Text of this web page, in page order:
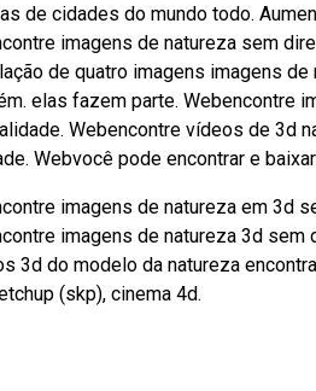
de cidades do mundo todo.
imagens de natureza sem
de quatro imagens imagens
elas fazem parte. Webencontre
Webencontre vídeos de 3d
Webvocê pode encontrar e
imagens de natureza em 3d
imagens de natureza 3d
3d do modelo da natureza
(skp), cinema 4d.